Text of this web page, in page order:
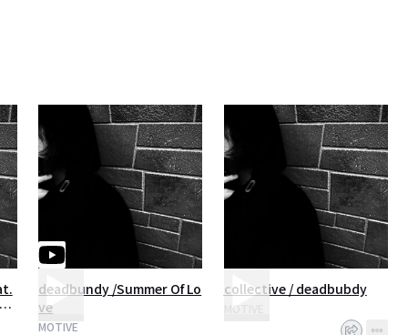
フリースタイルダンジョンのモンスター裂固とアルバム発売予定
djmotive.com
deadbundy /Summer Of Lo
ve
MOTIVE
collective / deadbubdy
MOTIVE